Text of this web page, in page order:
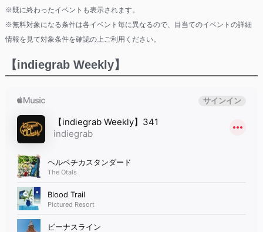
※既に終わったイベントも表示されます。
※無料対象になる条件は各イベント毎に異なるので、目当てのイベントの詳細
情報を見て対象条件を確認の上ご利用ください。
【indiegrab Weekly】